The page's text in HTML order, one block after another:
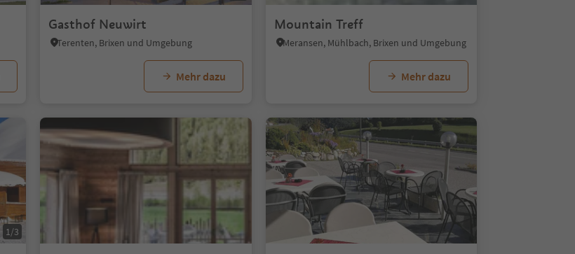
Gasthof Neuwirt
Terenten, Brixen und Umgebung
Mehr dazu
Mountain Treff
Meransen, Mühlbach, Brixen und Umgebung
Mehr dazu
1/3